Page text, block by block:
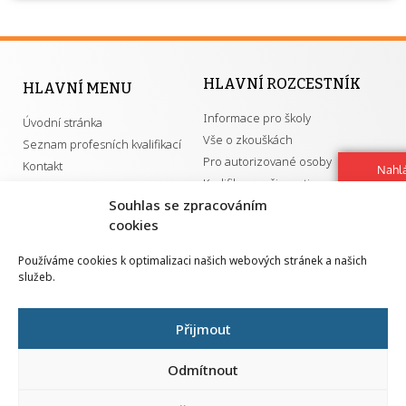
Souhlas se zpracováním
cookies
Používáme cookies k optimalizaci našich webových stránek a našich
služeb.
Přijmout
Odmítnout
HLAVNÍ MENU
Úvodní stránka
Seznam profesních kvalifikací
Kontakt
HLAVNÍ ROZCESTNÍK
Informace pro školy
Vše o zkouškách
Pro autorizované osoby
Kvalifikace a živnosti
GDPR
Národní pedagogický institut ČR
Senovážné náměstí 25
110 00 Praha 1